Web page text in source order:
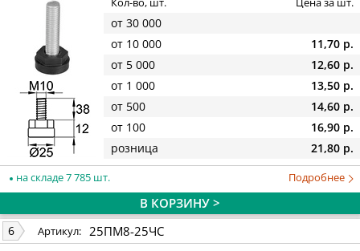
от 30 000
от 10 000
11,70 р.
от 5 000
12,60 р.
от 1 000
13,50 р.
от 500
14,60 р.
от 100
16,90 р.
розница
21,80 р.
на складе 7 785 шт. Подробнее
В КОРЗИНУ >
6 Артикул: 25ПМ8-25ЧС